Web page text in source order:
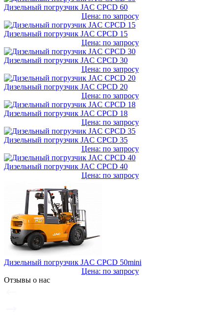
Дизельный погрузчик JAC CPCD 60
Цена: по запросу
Дизельный погрузчик JAC CPCD 15
Цена: по запросу
Дизельный погрузчик JAC CPCD 30
Цена: по запросу
Дизельный погрузчик JAC CPCD 20
Цена: по запросу
Дизельный погрузчик JAC CPCD 18
Цена: по запросу
Дизельный погрузчик JAC CPCD 35
Цена: по запросу
Дизельный погрузчик JAC CPCD 40
Цена: по запросу
Дизельный погрузчик JAC CPCD 50mini
Цена: по запросу
Отзывы о нас